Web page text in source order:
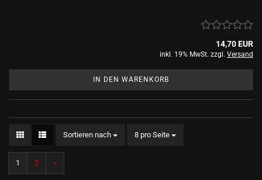
14,70 EUR
inkl. 19% MwSt. zzgl. Versand
IN DEN WARENKORB
Sortieren nach
Sortieren nach 8 pro Seite
pro Seite
1 2 »